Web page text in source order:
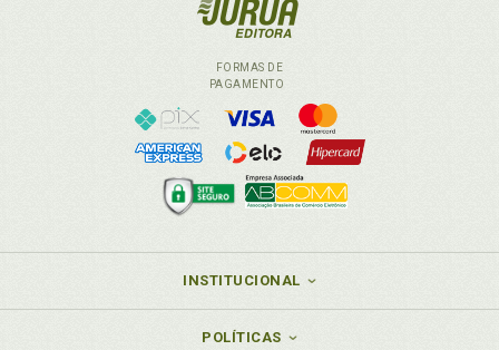
FORMAS DE
PAGAMENTO
INSTITUCIONAL
POLÍTICAS